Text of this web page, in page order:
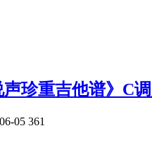
珍重吉他谱》C
05 361